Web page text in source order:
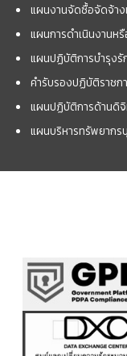
แผนงานจัดซื้อจัดจ้า
แผนการดำเนินงานห
แผนปฏิบัติการบำรุงรั
คำรับรองปฏิบัติราชก
แผนปฏิบัติการด้านดิ
แผนบริหารทรัพยากร